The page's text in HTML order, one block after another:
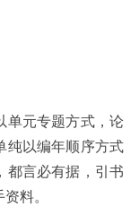
单元专题方式，论
纯以编年顺序方式
都言必有据，引书
料。